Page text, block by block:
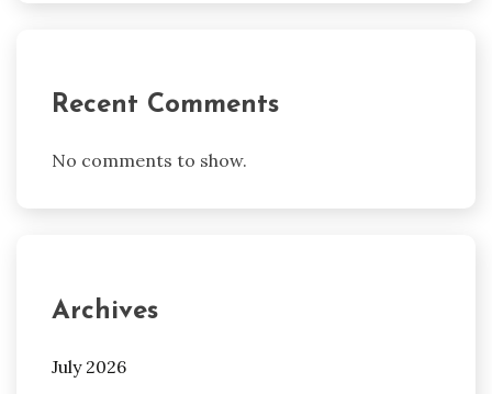
Recent Comments
No comments to show.
Archives
July 2026